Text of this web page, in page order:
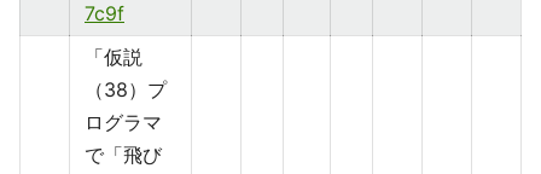
7c9f
「仮説
（38）プ
ログラマ
で「飛び